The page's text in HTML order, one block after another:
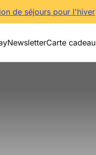
de séjours pour l'hiver
NewsletterCarte cadeau